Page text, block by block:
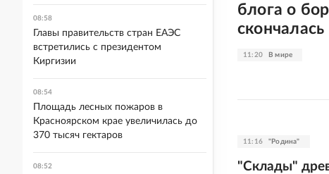
11:20 В мире
блога о
11:16 "Родина"
"Склады"
08:58
Главы правительств стран ЕАЭС
встретились с президентом
Киргизии
08:54
Площадь лесных пожаров в
Красноярском крае увеличилась до
370 тысяч гектаров
08:52